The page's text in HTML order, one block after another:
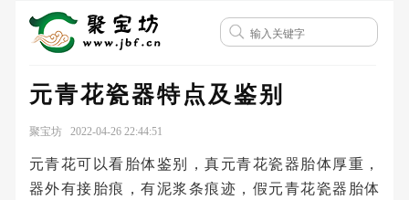
元青花瓷器特点及鉴别
聚宝坊 2022-04-26 22:44:51
元青花可以看胎体鉴别，真元青花瓷器胎体厚重，
器外有接胎痕，有泥浆条痕迹，假元青花瓷器胎体